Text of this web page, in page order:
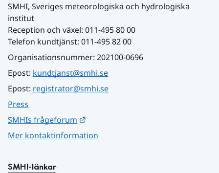
SMHI, Sveriges meteorologiska och hydrologiska
institut
Reception och växel: 011-495 80 00
Telefon kundtjänst: 011-495 82 00
Organisationsnummer: 202100-0696
Epost: kundtjanst@smhi.se
Epost: registrator@smhi.se
Press
SMHIs frågeforum
Mer kontaktinformation
SMHI-länkar